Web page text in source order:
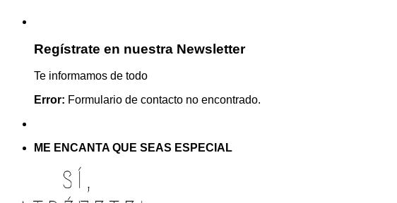
Regístrate en nuestra Newsletter
Te informamos de todo
Error: Formulario de contacto no encontrado.
ME ENCANTA QUE SEAS ESPECIAL